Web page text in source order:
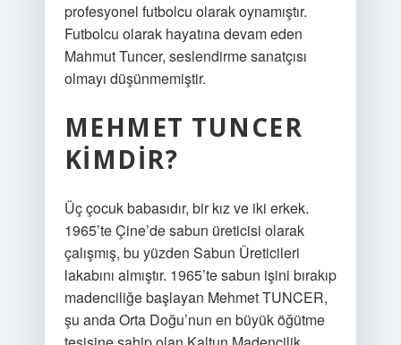
profesyonel futbolcu olarak oynamıştır.
Futbolcu olarak hayatına devam eden
Mahmut Tuncer, seslendirme sanatçısı
olmayı düşünmemiştir.
MEHMET TUNCER
KIMDIR?
Üç çocuk babasıdır, bir kız ve iki erkek.
1965’te Çine’de sabun üreticisi olarak
çalışmış, bu yüzden Sabun Üreticileri
lakabını almıştır. 1965’te sabun işini bırakıp
madenciliğe başlayan Mehmet TUNCER,
şu anda Orta Doğu’nun en büyük öğütme